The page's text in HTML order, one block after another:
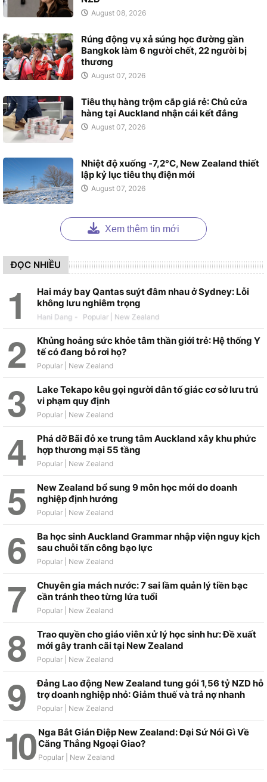
August 08, 2026
Rúng động vụ xả súng học đường gần
Bangkok làm 6 người chết, 22 người bị
thương
August 07, 2026
Tiêu thụ hàng trộm cắp giá rẻ: Chủ cửa
hàng tại Auckland nhận cái kết đắng
August 07, 2026
Nhiệt độ xuống -7,2°C, New Zealand thiết
lập kỷ lục tiêu thụ điện mới
August 07, 2026
Xem thêm tin mới
ĐỌC NHIỀU
Hai máy bay Qantas suýt đâm nhau ở Sydney: Lỗi
không lưu nghiêm trọng
Hani Dang -
Khủng hoảng sức khỏe tâm thần giới trẻ: Hệ thống Y
tế có đang bỏ rơi họ?
Lake Tekapo kêu gọi người dân tố giác cơ sở lưu trú
vi phạm quy định
Phá dỡ Bãi đỗ xe trung tâm Auckland xây khu phức
hợp thương mại 55 tầng
New Zealand bổ sung 9 môn học mới do doanh
nghiệp định hướng
Ba học sinh Auckland Grammar nhập viện nguy kịch
sau chuỗi tấn công bạo lực
Chuyên gia mách nước: 7 sai lầm quản lý tiền bạc
cần tránh theo từng lứa tuổi
Trao quyền cho giáo viên xử lý học sinh hư: Đề xuất
mới gây tranh cãi tại New Zealand
Đảng Lao động New Zealand tung gói 1,56 tỷ NZD hỗ
trợ doanh nghiệp nhỏ: Giảm thuế và trả nợ nhanh
Nga Bắt Gián Điệp New Zealand: Đại Sứ Nói Gì Về
Căng Thẳng Ngoại Giao?